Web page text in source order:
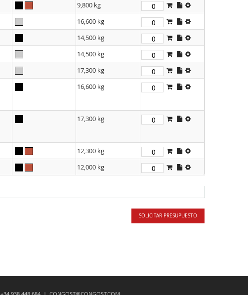
9,800 kg
16,600 kg
14,500 kg
14,500 kg
17,300 kg
16,600 kg
17,300 kg
12,300 kg
12,000 kg
SOLICITAR PRESUPUESTO